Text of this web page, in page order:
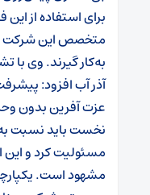
برای استفاده از
متخصص این شرکت
به‌کار گیرند. وی‌ با
آذر آب افزود:
عزت آفرین بدون
نخست باید نسبت
مسئولیت کرد و
مشهود است.